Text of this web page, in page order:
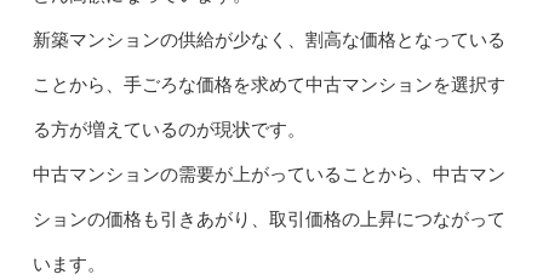
新築マンションの供給が少なく、割高な価格となっている
ことから、手ごろな価格を求めて中古マンションを選択す
る方が増えているのが現状です。
中古マンションの需要が上がっていることから、中古マン
ションの価格も引きあがり、取引価格の上昇につながって
います。